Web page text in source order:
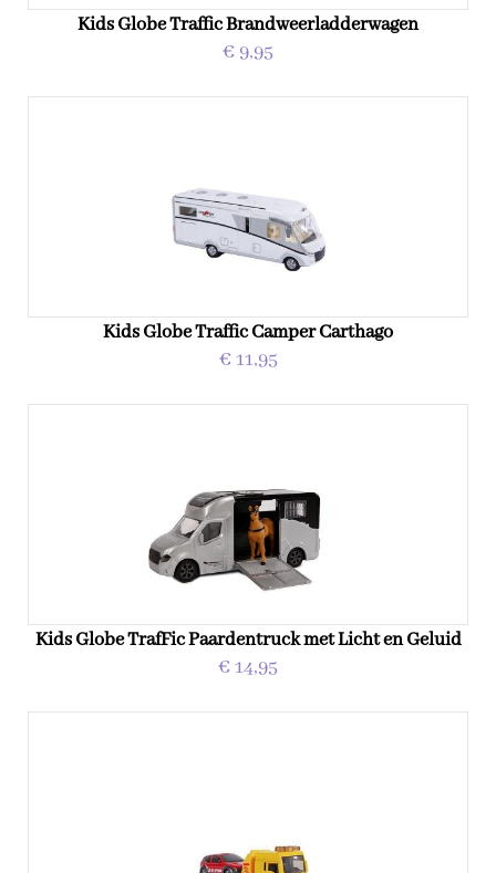
Kids Globe Traffic Brandweerladderwagen
€ 9,95
Kids Globe Traffic Camper Carthago
€ 11,95
Kids Globe TrafFic Paardentruck met Licht en Geluid
€ 14,95